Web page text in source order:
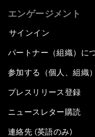
エンゲージメント
サインイン
パートナー（組織）に
参加する（個人、組織）
プレスリリース登録
ニュースレター購読
連絡先 (英語のみ)